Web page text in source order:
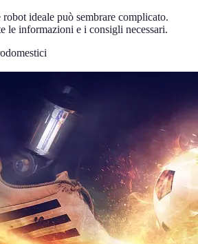
ideale può sembrare complicato.
le informazioni e i consigli necessari.